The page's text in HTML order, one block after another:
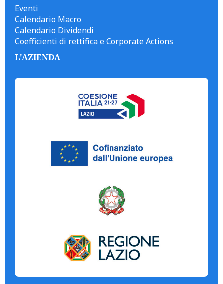
Eventi
Calendario Macro
Calendario Dividendi
Coefficienti di rettifica e Corporate Actions
L'AZIENDA